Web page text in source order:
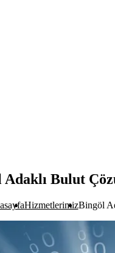
Adaklı Bulut
HizmetlerimizBingöl